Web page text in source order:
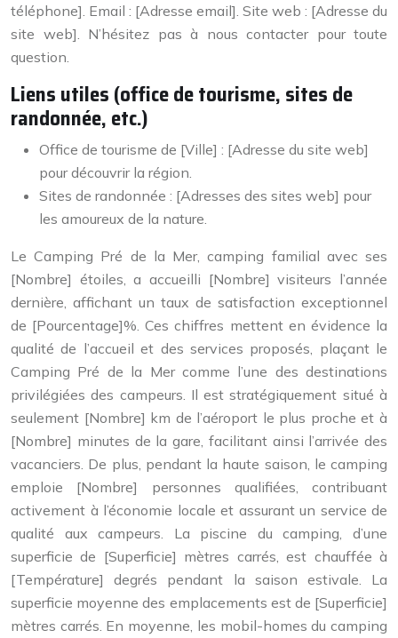
téléphone]. Email : [Adresse email]. Site web : [Adresse du
site web]. N’hésitez pas à nous contacter pour toute
question.
Liens utiles (office de tourisme, sites de
randonnée, etc.)
Office de tourisme de [Ville] : [Adresse du site web]
pour découvrir la région.
Sites de randonnée : [Adresses des sites web] pour
les amoureux de la nature.
Le Camping Pré de la Mer, camping familial avec ses
[Nombre] étoiles, a accueilli [Nombre] visiteurs l’année
dernière, affichant un taux de satisfaction exceptionnel
de [Pourcentage]%. Ces chiffres mettent en évidence la
qualité de l’accueil et des services proposés, plaçant le
Camping Pré de la Mer comme l’une des destinations
privilégiées des campeurs. Il est stratégiquement situé à
seulement [Nombre] km de l’aéroport le plus proche et à
[Nombre] minutes de la gare, facilitant ainsi l’arrivée des
vacanciers. De plus, pendant la haute saison, le camping
emploie [Nombre] personnes qualifiées, contribuant
activement à l’économie locale et assurant un service de
qualité aux campeurs. La piscine du camping, d’une
superficie de [Superficie] mètres carrés, est chauffée à
[Température] degrés pendant la saison estivale. La
superficie moyenne des emplacements est de [Superficie]
mètres carrés. En moyenne, les mobil-homes du camping